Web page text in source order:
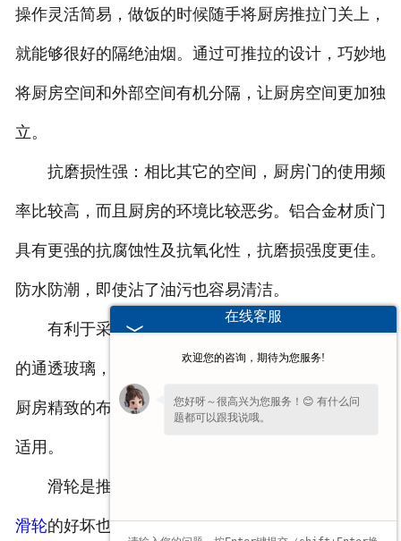
操作灵活简易，做饭的时候随手将厨房推拉门关上，
就能够很好的隔绝油烟。通过可推拉的设计，巧妙地
将厨房空间和外部空间有机分隔，让厨房空间更加独
立。
抗磨损性强：相比其它的空间，厨房门的使用频
率比较高，而且厨房的环境比较恶劣。铝合金材质门
具有更强的抗腐蚀性及抗氧化性，抗磨损强度更佳。
防水防潮，即使沾了油污也容易清洁。
有利于采光和扩展视觉空间：推拉门具有大面积
的通透玻璃，不仅有利于提高厨房采光率，还能展示
厨房精致的布局，视觉上有延伸扩展感，中小户型均
适用。
滑轮是推拉门上不可缺少的配件，因此
滑轮的好坏也决定了推拉门的使用灵便度。
在线客服
欢迎您的咨询，期待为您服务!
您好呀～很高兴为您服务！😊 有什么问
题都可以跟我说哦。